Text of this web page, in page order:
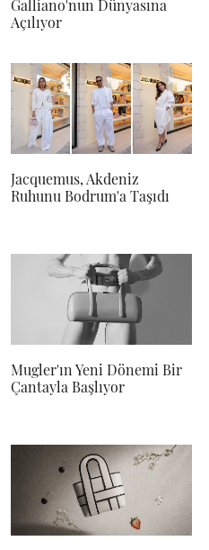
Galliano'nun Dünyasına
Açılıyor
Jacquemus, Akdeniz
Ruhunu Bodrum'a Taşıdı
Mugler'ın Yeni Dönemi Bir
Çantayla Başlıyor